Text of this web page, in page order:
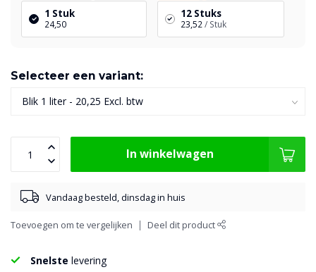
1 Stuk
24,50
12 Stuks
23,52 / Stuk
Selecteer een variant:
In winkelwagen
Vandaag besteld, dinsdag in huis
Toevoegen om te vergelijken Deel dit product
Snelste levering